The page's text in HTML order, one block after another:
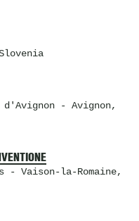
- Avignon,
- Vaison-la-Romaine,